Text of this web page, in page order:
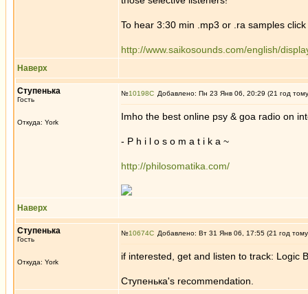
To hear 3:30 min .mp3 or .ra samples
http://www.saikosounds.com/english/
Наверх
Ступенькa
Гость
Откуда: York
№10198 Добавлено: Пн 23 Янв 06, 20:29 (21 год
Imho the best online psy & goa radio on
- P h i l o s o m a t i k a ~
http://philosomatika.com/
Наверх
Ступенькa
Гость
Откуда: York
№10674 Добавлено: Вт 31 Янв 06, 17:55 (21 год
if interested, get and listen to track: Logic
Ступенькa's recommendation.